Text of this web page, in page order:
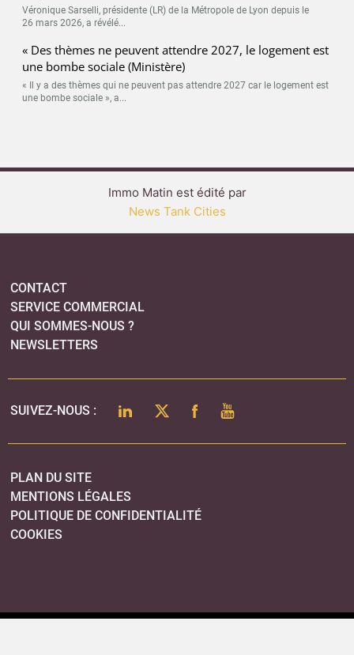
Véronique Sarselli, présidente (LR) de la Métropole de Lyon depuis le
26 mars 2026, a révélé...
« Des thèmes ne peuvent attendre 2027, le logement est
une bombe sociale (Ministère)
« Il y a des thèmes qui ne peuvent pas attendre 2027 car le logement est
une bombe sociale », a...
Immo Matin est édité par
News Tank Cities
CONTACT
SERVICE COMMERCIAL
QUI SOMMES-NOUS ?
NEWSLETTERS
SUIVEZ-NOUS : LINKEDINTWITTERFACEBOOK
YOUTUBE
PLAN DU SITE
MENTIONS LÉGALES
POLITIQUE DE CONFIDENTIALITÉ
COOKIES